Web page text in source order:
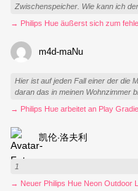
Zwischenspeicher. Wie kann ich
→ Philips Hue äußerst sich zum
m4d-maNu
Hier ist auf jeden Fall einer der die
daran das in meinen Wohnzimmer
→ Philips Hue arbeitet an Play
凯伦·洛夫利
1
→ Neuer Philips Hue Neon Outdoor